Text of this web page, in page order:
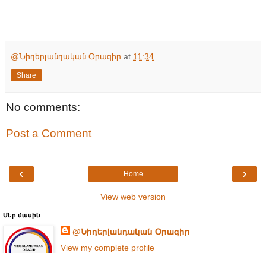
@Նիդերլանդական Օրագիր at 11:34
Share
No comments:
Post a Comment
‹ ›
Home
View web version
Մեր մասին
@Նիդերլանդական Օրագիր
View my complete profile